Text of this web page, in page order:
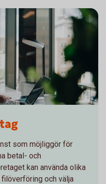
som möjliggör för
betal- och
kan använda olika
och välja